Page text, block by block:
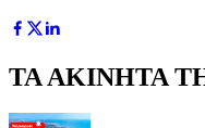
ΤΑ ΑΚΙΝΗΤΑ